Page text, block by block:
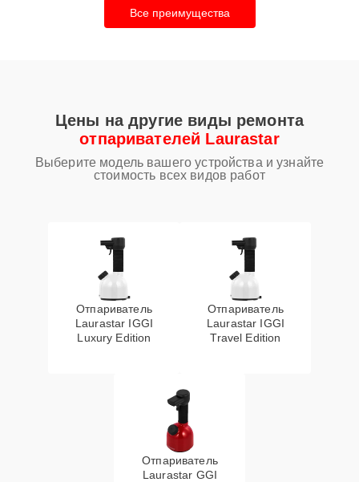
Все преимущества
Цены на другие виды ремонта
отпаривателей Laurastar
Выберите модель вашего устройства и узнайте
стоимость всех видов работ
Отпариватель
Laurastar IGGI
Luxury Edition
Отпариватель
Laurastar IGGI
Travel Edition
Отпариватель
Laurastar GGI